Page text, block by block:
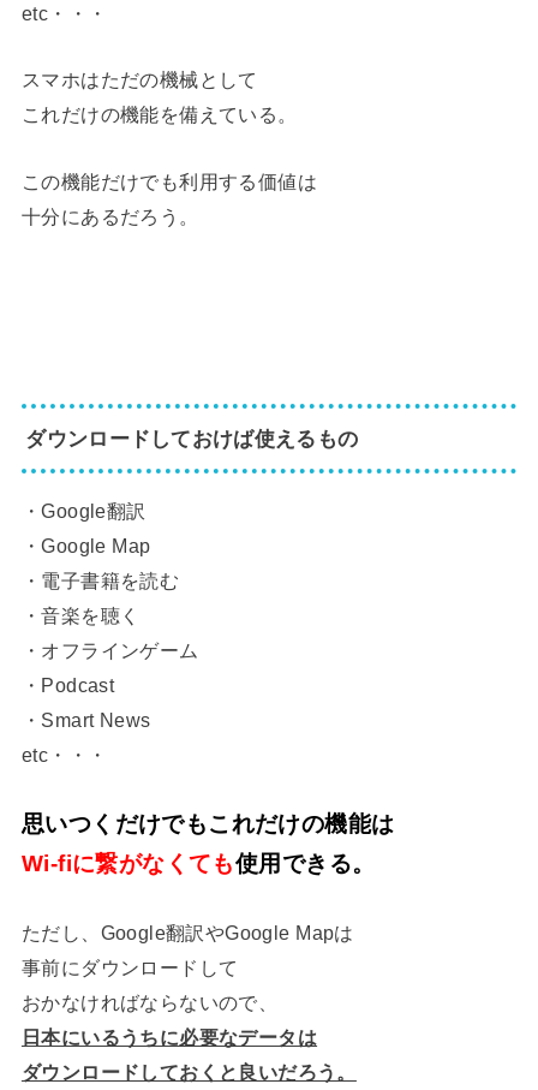
etc・・・
スマホはただの機械として
これだけの機能を備えている。
この機能だけでも利用する価値は
十分にあるだろう。
ダウンロードしておけば使えるもの
・Google翻訳
・Google Map
・電子書籍を読む
・音楽を聴く
・オフラインゲーム
・Podcast
・Smart News
etc・・・
思いつくだけでもこれだけの機能は
Wi-fiに繋がなくても使用できる。
ただし、Google翻訳やGoogle Mapは
事前にダウンロードして
おかなければならないので、
日本にいるうちに必要なデータは
ダウンロードしておくと良いだろう。